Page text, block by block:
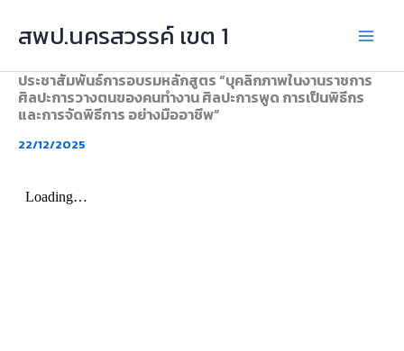
สพป.นครสวรรค์ เขต 1
ประชาสัมพันธ์การอบรมหลักสูตร “บุคลิกภาพในงานราชการ
ศิลปะการวางตนของคนทำงาน ศิลปะการพูด การเป็นพิธีกร
และการจัดพิธีการ อย่างมืออาชีพ”
22/12/2025